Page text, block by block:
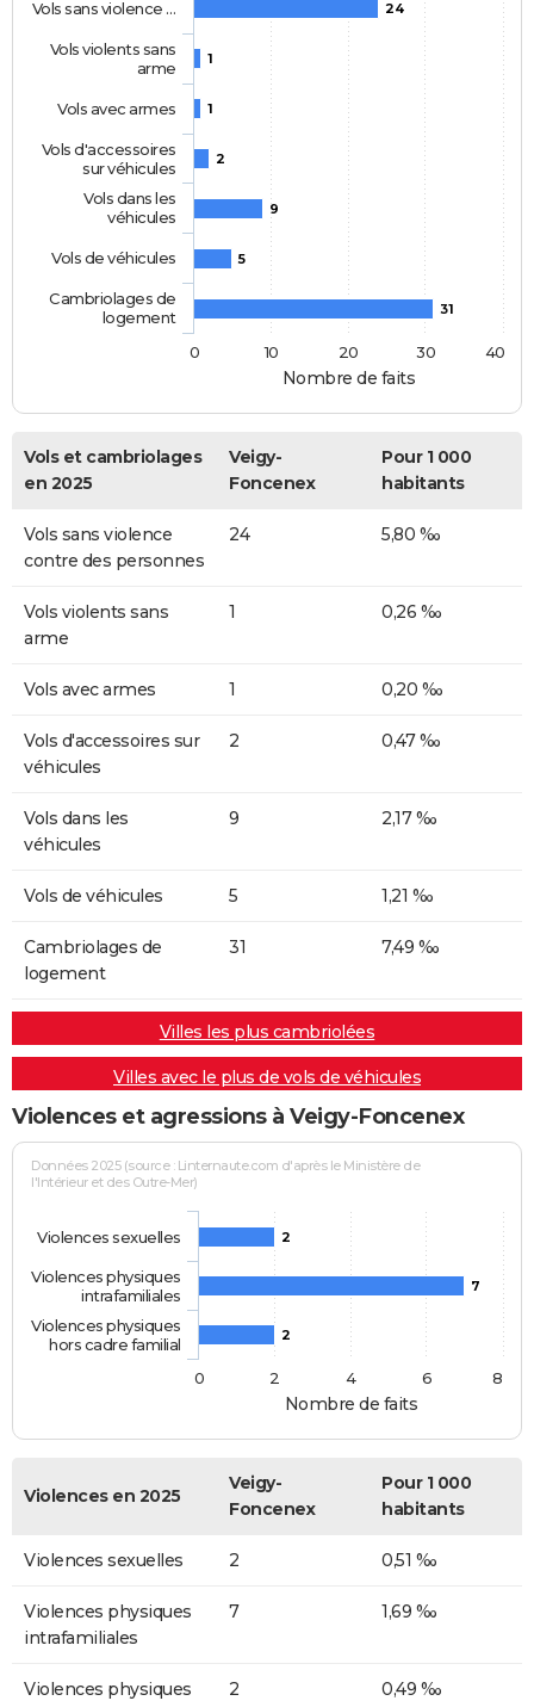
Nombre de faits
24
1
1
2
9
5
31
Vols sans violence …
Vols violents sans
arme
Vols avec armes
Vols d'accessoires
sur véhicules
Vols dans les
véhicules
Vols de véhicules
Cambriolages de
logement
0
10 20 30 40
Vols et cambriolages
en 2025
Veigy-
Foncenex
Pour 1 000
habitants
Vols sans violence
contre des personnes
24 5,80 ‰
Vols violents sans
arme
1 0,26 ‰
Vols avec armes 1 0,20 ‰
Vols d'accessoires sur
véhicules
2 0,47 ‰
Vols dans les
véhicules
9 2,17 ‰
Vols de véhicules 5 1,21 ‰
Cambriolages de
logement
31 7,49 ‰
Villes les plus cambriolées
Villes avec le plus de vols de véhicules
Violences et agressions à Veigy-Foncenex
Nombre de faits
Données 2025 (source : Linternaute.com d'après le Ministère de
l'Intérieur et des Outre-Mer)
2
7
2
Violences sexuelles
Violences physiques
intrafamiliales
Violences physiques
hors cadre familial
0
2 4 6 8
Violences en 2025
Veigy-
Foncenex
Pour 1 000
habitants
Violences sexuelles 2 0,51 ‰
Violences physiques
intrafamiliales
7 1,69 ‰
Violences physiques
2 0,49 ‰